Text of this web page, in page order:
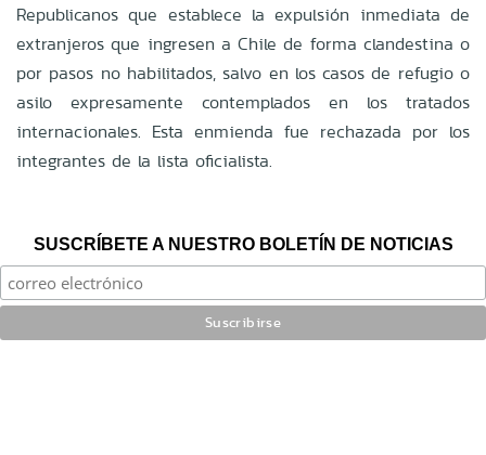
Republicanos que establece la expulsión inmediata de
extranjeros que ingresen a Chile de forma clandestina o
por pasos no habilitados, salvo en los casos de refugio o
asilo expresamente contemplados en los tratados
internacionales. Esta enmienda fue rechazada por los
integrantes de la lista oficialista.
SUSCRÍBETE A NUESTRO BOLETÍN DE NOTICIAS